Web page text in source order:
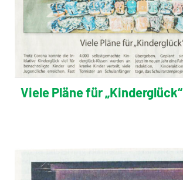
Viele Pläne für „Kinderglück“